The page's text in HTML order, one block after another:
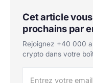
Cet article
prochains par
Rejoignez +40 000
crypto dans votre